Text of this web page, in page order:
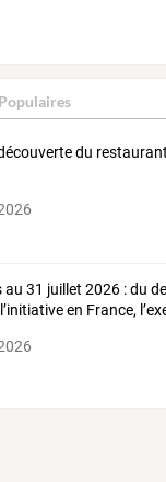
Populaires
du
au 31 juillet 2026 :du
l’initiativeen France,